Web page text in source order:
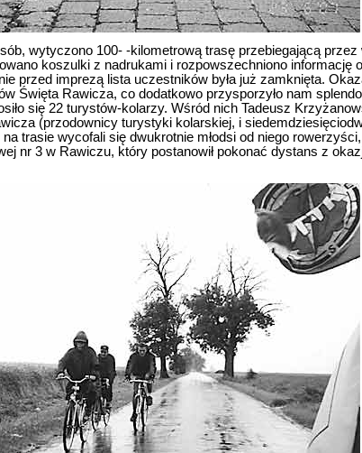
wytyczono 100- -kilometrową trasę przebiegającą
koszulki z nadrukami i rozpowszechniono informację
przed imprezą lista uczestników była już zamknięta.
Święta Rawicza, co dodatkowo przysporzyło nam
się 22 turystów-kolarzy. Wśród nich Tadeusz
(przodownicy turystyki kolarskiej, i
trasie wycofali się dwukrotnie młodsi od niego
nr 3 w Rawiczu, który postanowił pokonać dystans z